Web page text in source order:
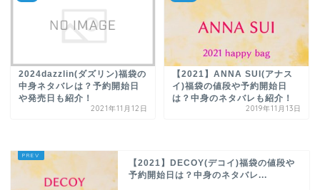
2024dazzlin(ダズリン)福袋の
中身ネタバレは？予約開始日
や発売日も紹介！
2021年11月12日
【2021】ANNA SUI(アナス
イ)福袋の値段や予約開始日
は？中身のネタバレも紹介！
2019年11月13日
【2021】DECOY(デコイ)福袋の値段や
予約開始日は？中身のネタバレ...